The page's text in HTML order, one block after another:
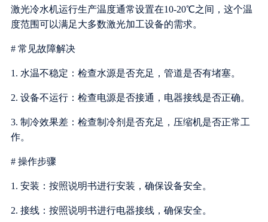
激光冷水机运行生产温度通常设置在10-20℃之间，这个温
度范围可以满足大多数激光加工设备的需求。
# 常见故障解决
1. 水温不稳定：检查水源是否充足，管道是否有堵塞。
2. 设备不运行：检查电源是否接通，电器接线是否正确。
3. 制冷效果差：检查制冷剂是否充足，压缩机是否正常工
作。
# 操作步骤
1. 安装：按照说明书进行安装，确保设备安全。
2. 接线：按照说明书进行电器接线，确保安全。